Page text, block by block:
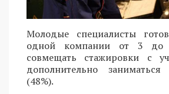
Молодые специалисты
одной компании от 3 до
совмещать стажировки с
дополнительно
(48%).